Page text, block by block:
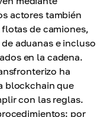
actores también
de camiones,
aduanas e incluso
en la cadena.
ha
blockchain que
con las reglas.
por